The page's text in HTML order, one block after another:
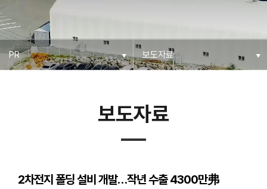
보도자료
2차전지 폴딩 설비 개발…작년 수출 4300만弗